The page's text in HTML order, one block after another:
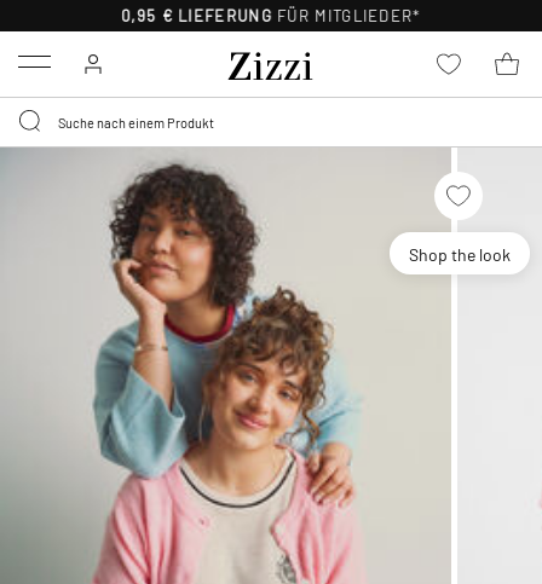
0,95 € LIEFERUNG FÜR MITGLIEDER*
Menu
Shop the look